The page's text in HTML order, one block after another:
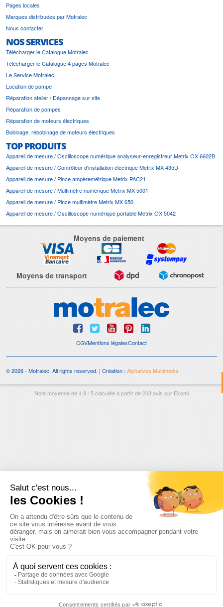
Pages locales
Marques distribuées par Motralec
Nous contacter
NOS SERVICES
Télécharger le Catalogue Motralec
Télécharger le Catalogue 4 pages Motralec
Le Service Motralec
Location de pompe
Réparation atelier / Dépannage sur site
Réparation de pompes
Réparation de moteurs électriques
Bobinage, rebobinage de moteurs électriques
TOP PRODUITS
Appareil de mesure / Oscilloscope numérique analyseur-enregistreur Metrix OX 6602B
Appareil de mesure / Contrôleur d'installation électrique Metrix MX 435D
Appareil de mesure / Pince ampèremétrique Metrix PAC21
Appareil de mesure / Multimètre numérique Metrix MX 5001
Appareil de mesure / Pince multimètre Metrix MX 650
Appareil de mesure / Oscilloscope numérique portable Metrix OX 5042
Moyens de paiement
Moyens de transport
CGVMentions légalesContact
© 2026 - Motralec, All rights reserved. | Création :Alphalives Multimédia
Note moyenne de4.9/5calculée à partir de203avis sur Ekomi